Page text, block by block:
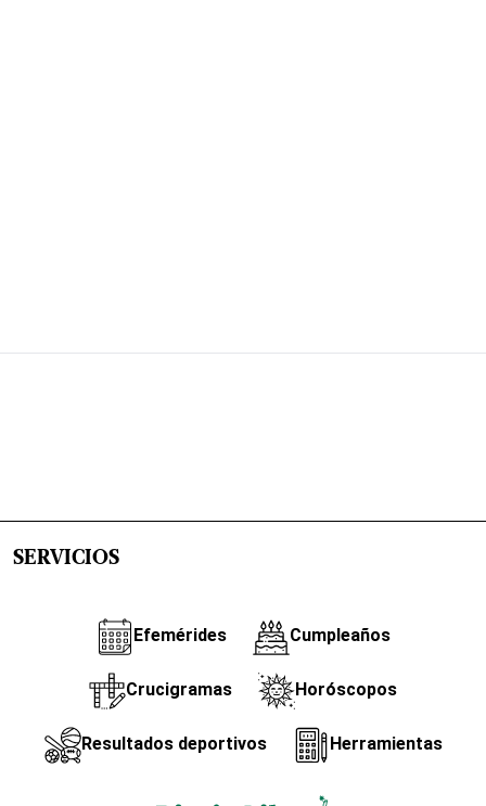
SERVICIOS
Efemérides Cumpleaños
Crucigramas Horóscopos
Resultados deportivos Herramientas